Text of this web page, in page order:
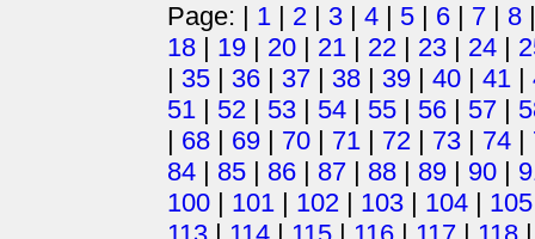
Page: | 1 | 2 | 3 | 4 | 5 | 6 | 7 | 8
18 | 19 | 20 | 21 | 22 | 23 | 24 |
| 35 | 36 | 37 | 38 | 39 | 40 | 41 |
51 | 52 | 53 | 54 | 55 | 56 | 57 |
| 68 | 69 | 70 | 71 | 72 | 73 | 74 |
84 | 85 | 86 | 87 | 88 | 89 | 90 |
100 | 101 | 102 | 103 | 104 | 105